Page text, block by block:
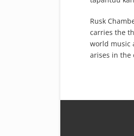
Rusk
carries the
world music
arises in the